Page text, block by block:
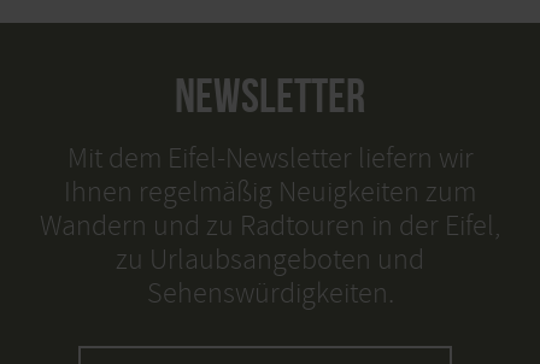
NEWSLETTER
Mit dem Eifel-Newsletter liefern wir
Ihnen regelmäßig Neuigkeiten zum
Wandern und zu Radtouren in der Eifel,
zu Urlaubsangeboten und
Sehenswürdigkeiten.